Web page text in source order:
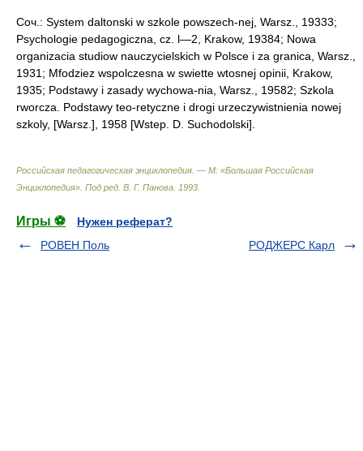
Соч.: System daltonski w szkole powszech-nej, Warsz., 19333;
Psychologie pedagogiczna, cz. l—2, Krakow, 19384; Nowa
organizacia studiow nauczycielskich w Polsce i za granica, Warsz.,
1931; Mfodziez wspolczesna w swiette wtosnej opinii, Krakow,
1935; Podstawy i zasady wychowa-nia, Warsz., 19582; Szkola
rworcza. Podstawy teo-retyczne i drogi urzeczywistnienia nowej
szkoly, [Warsz.], 1958 [Wstep. D. Suchodolski].
Российская педагогическая энциклопедия. — М: «Большая Российская
Энциклопедия» Под ред. В. Г. Панова 1993
Игры ⚽
Нужен реферат?
РОВЕН Поль
РОДЖЕРС Карл